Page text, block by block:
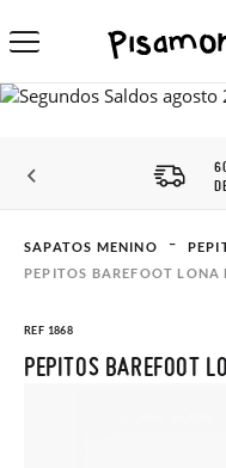
SAPATOS MENINO
PEPITOS BAREFOOT
REF 1868
PEPITOS BAREFOOT